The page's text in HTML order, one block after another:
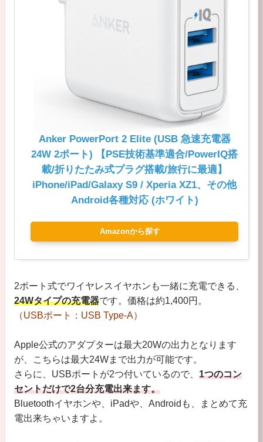
Anker PowerPort 2 Elite (USB 急速充電器
24W 2ポート) 【PSE技術基準適合/PowerIQ搭
載/折りたたみ式プラグ搭載/旅行に最適】
iPhone/iPad/Galaxy S9 / Xperia XZ1、その他
Android各種対応 (ホワイト)
Amazonから探す
2ポート式でワイヤレスイヤホンも一緒に充電できる、
24Wタイプの充電器です。価格は約1,400円。
（USBポート：USB Type-A）
Apple公式のアダプターは最大20Wの出力となります
が、こちらは最大24Wまで出力が可能です。
さらに、USBポートが2つ付いているので、 1つのコン
セントだけで2台分充電出来ます。
Bluetoothイヤホンや、iPadや、Androidも、まとめて充
電出来ちゃいますよ。